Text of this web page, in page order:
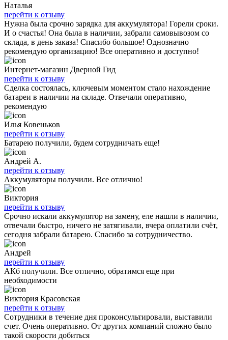
Наталья
перейти к отзыву
Нужна была срочно зарядка для аккумулятора! Горели сроки.
И о счастья! Она была в наличии, забрали самовывозом со
склада, в день заказа! Спасибо большое! Однозначно
рекомендую организацию! Все оперативно и доступно!
Интернет-магазин Дверной Гид
перейти к отзыву
Сделка состоялась, ключевым моментом стало нахождение
батареи в наличии на складе. Отвечали оперативно,
рекомендую
Илья Ковеньков
перейти к отзыву
Батарею получили, будем сотрудничать еще!
Андрей А.
перейти к отзыву
Аккумуляторы получили. Все отлично!
Виктория
перейти к отзыву
Срочно искали аккумулятор на замену, еле нашли в наличии,
отвечали быстро, ничего не затягивали, вчера оплатили счёт,
сегодня забрали батарею. Спасибо за сотрудничество.
Андрей
перейти к отзыву
АКб получили. Все отлично, обратимся еще при
необходимости
Виктория Красовская
перейти к отзыву
Сотрудники в течение дня проконсультировали, выставили
счет. Очень оперативно. От других компаний сложно было
такой скорости добиться